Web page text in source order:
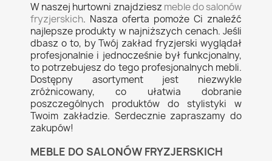
W naszej hurtowni znajdziesz meble do salonów
fryzjerskich. Nasza oferta pomoże Ci znaleźć
najlepsze produkty w najniższych cenach. Jeśli
dbasz o to, by Twój zakład fryzjerski wyglądał
profesjonalnie i jednocześnie był funkcjonalny,
to potrzebujesz do tego profesjonalnych mebli.
Dostępny asortyment jest niezwykle
zróżnicowany, co ułatwia dobranie
poszczególnych produktów do stylistyki w
Twoim zakładzie. Serdecznie zapraszamy do
zakupów!
MEBLE DO SALONÓW FRYZJERSKICH